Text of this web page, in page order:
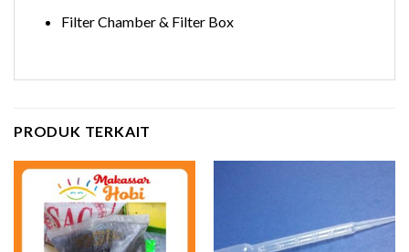
Filter Chamber & Filter Box
PRODUK TERKAIT